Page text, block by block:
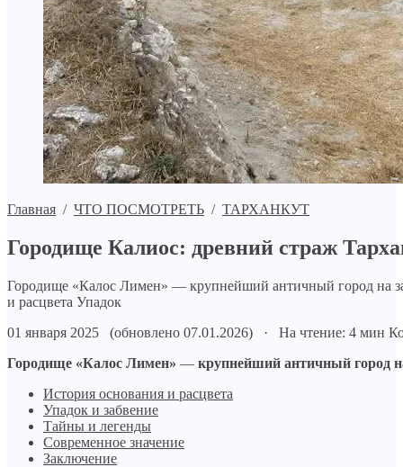
Главная / ЧТО ПОСМОТРЕТЬ / ТАРХАНКУТ
Городище Калиос: древний страж
Городище «Калос Лимен» — крупнейший античный город на
и расцвета Упадок
01 января 2025 (обновлено 07.01.2026) · На чтение: 4 мин
Городище «Калос Лимен» — крупнейший античный город
История основания и расцвета
Упадок и забвение
Тайны и легенды
Современное значение
Заключение